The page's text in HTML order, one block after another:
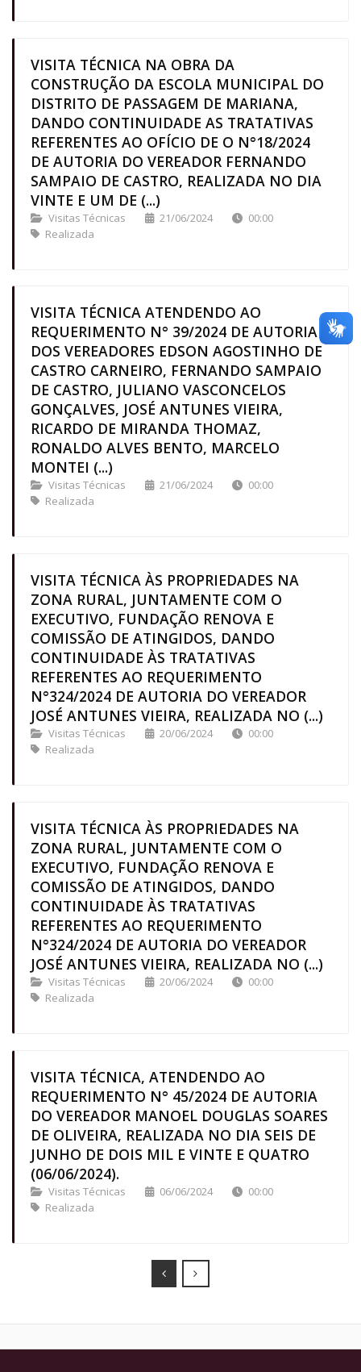
VISITA TÉCNICA NA OBRA DA
CONSTRUÇÃO DA ESCOLA MUNICIPAL DO
DISTRITO DE PASSAGEM DE MARIANA,
DANDO CONTINUIDADE AS TRATATIVAS
REFERENTES AO OFÍCIO DE O N°18/2024
DE AUTORIA DO VEREADOR FERNANDO
SAMPAIO DE CASTRO, REALIZADA NO DIA
VINTE E UM DE (...)
Visitas Técnicas 21/06/2024
00:00
Realizada
VISITA TÉCNICA ATENDENDO AO
REQUERIMENTO N° 39/2024 DE AUTORIA
DOS VEREADORES EDSON AGOSTINHO DE
CASTRO CARNEIRO, FERNANDO SAMPAIO
DE CASTRO, JULIANO VASCONCELOS
GONÇALVES, JOSÉ ANTUNES VIEIRA,
RICARDO DE MIRANDA THOMAZ,
RONALDO ALVES BENTO, MARCELO
MONTEI (...)
Visitas Técnicas 21/06/2024
00:00
Realizada
VISITA TÉCNICA ÀS PROPRIEDADES NA
ZONA RURAL, JUNTAMENTE COM O
EXECUTIVO, FUNDAÇÃO RENOVA E
COMISSÃO DE ATINGIDOS, DANDO
CONTINUIDADE ÀS TRATATIVAS
REFERENTES AO REQUERIMENTO
N°324/2024 DE AUTORIA DO VEREADOR
JOSÉ ANTUNES VIEIRA, REALIZADA NO (...)
Visitas Técnicas 20/06/2024
00:00
Realizada
VISITA TÉCNICA ÀS PROPRIEDADES NA
ZONA RURAL, JUNTAMENTE COM O
EXECUTIVO, FUNDAÇÃO RENOVA E
COMISSÃO DE ATINGIDOS, DANDO
CONTINUIDADE ÀS TRATATIVAS
REFERENTES AO REQUERIMENTO
N°324/2024 DE AUTORIA DO VEREADOR
JOSÉ ANTUNES VIEIRA, REALIZADA NO (...)
Visitas Técnicas 20/06/2024
00:00
Realizada
VISITA TÉCNICA, ATENDENDO AO
REQUERIMENTO N° 45/2024 DE AUTORIA
DO VEREADOR MANOEL DOUGLAS SOARES
DE OLIVEIRA, REALIZADA NO DIA SEIS DE
JUNHO DE DOIS MIL E VINTE E QUATRO
(06/06/2024).
Visitas Técnicas 06/06/2024
00:00
Realizada
Prev Next